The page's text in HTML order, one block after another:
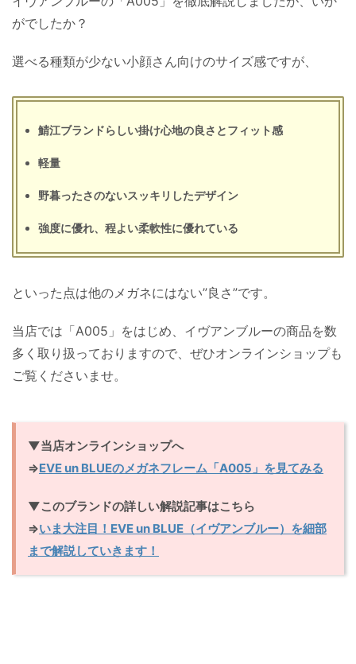
がでしたか？
選べる種類が少ない小顔さん向けのサイズ感ですが、
鯖江ブランドらしい掛け心地の良さとフィット感
軽量
野暮ったさのないスッキリしたデザイン
強度に優れ、程よい柔軟性に優れている
といった点は他のメガネにはない”良さ”です。
当店では「A005」をはじめ、イヴアンブルーの商品を数
多く取り扱っておりますので、ぜひオンラインショップも
ご覧くださいませ。
▼当店オンラインショップへ
⇒EVE un BLUEのメガネフレーム「A005」を見てみる
▼このブランドの詳しい解説記事はこちら
⇒いま大注目！EVE un BLUE（イヴアンブルー）を細部
まで解説していきます！